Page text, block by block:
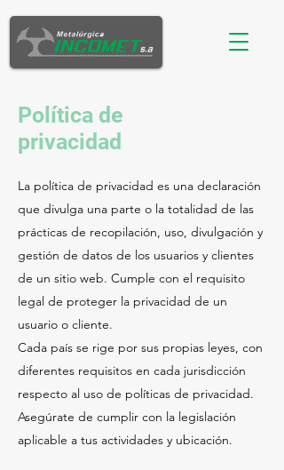
Política de
privacidad
La política de privacidad es una declaración
que divulga una parte o la totalidad de las
prácticas de recopilación, uso, divulgación y
gestión de datos de los usuarios y clientes
de un sitio web. Cumple con el requisito
legal de proteger la privacidad de un
usuario o cliente.
Cada país se rige por sus propias leyes, con
diferentes requisitos en cada jurisdicción
respecto al uso de políticas de privacidad.
Asegúrate de cumplir con la legislación
aplicable a tus actividades y ubicación.